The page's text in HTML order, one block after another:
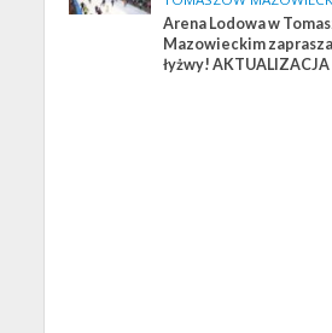
Arena Lodowa w
Mazowieckim
łyżwy! AKTUALIZACJA